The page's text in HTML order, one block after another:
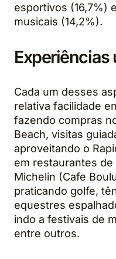
esportivos (16,7%)
musicais (14,2%).
Experiências
Cada um desses
relativa facilidade
fazendo compras
Beach, visitas
aproveitando o
em restaurantes
Michelin (Cafe
praticando golfe,
equestres
indo a festivais de
entre outros.